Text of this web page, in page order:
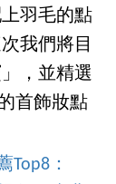
羽毛的點
我們將目
，並精選
首飾妝點
Top8：